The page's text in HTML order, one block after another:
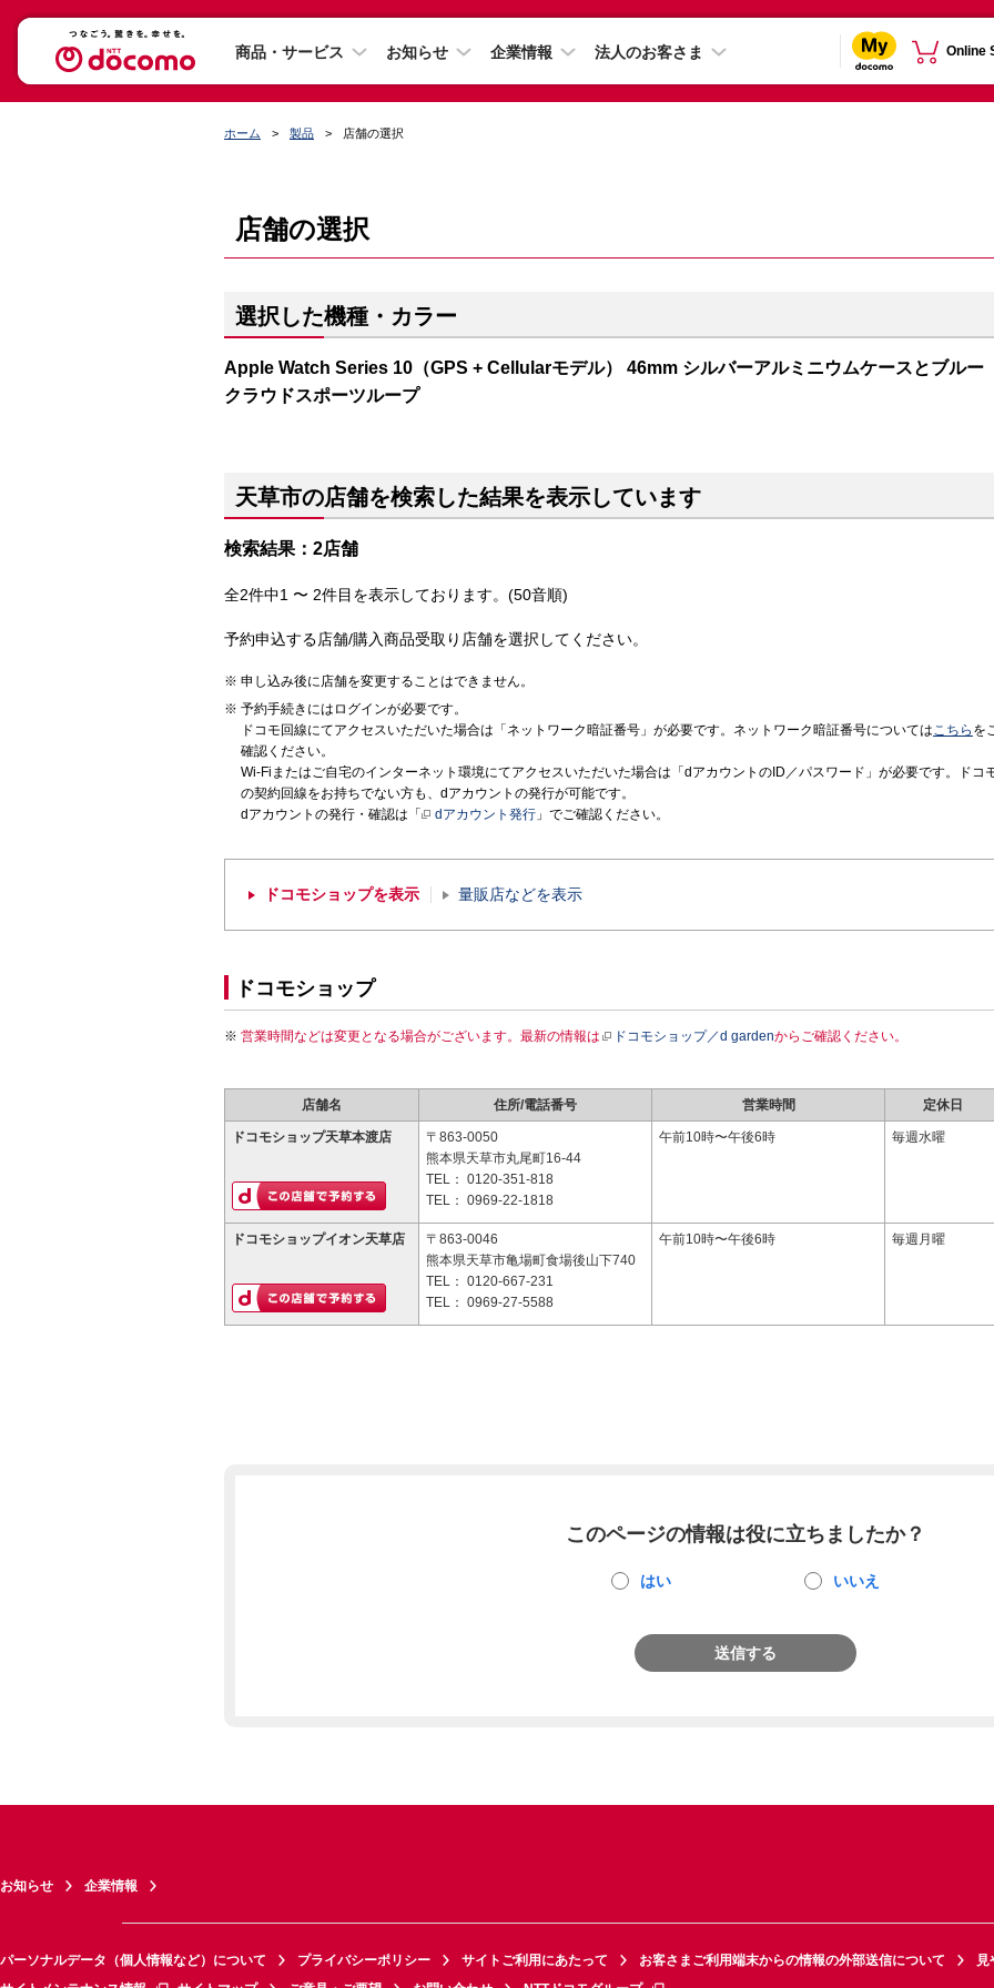
商品・サービス お知らせ 企業情報 法人のお客さま Online
ホーム 製品 店舗の選択
店舗の選択
選択した機種・カラー
Apple Watch Series 10（GPS + Cellularモデル） 46mm シルバーアルミニウムケースとブルー
クラウドスポーツループ
天草市の店舗を検索した結果を表示しています
検索結果：2店舗
全2件中1 〜 2件目を表示しております。(50音順)
予約申込する店舗/購入商品受取り店舗を選択してください。
申し込み後に店舗を変更することはできません。
予約手続きにはログインが必要です。
ドコモ回線にてアクセスいただいた場合は「ネットワーク暗証番号」が必要です。ネットワーク暗証番号についてはこちら を
確認ください。
Wi-Fiまたはご自宅のインターネット環境にてアクセスいただいた場合は「dアカウントのID／パスワード」が必要です。ドコ
の契約回線をお持ちでない方も、dアカウントの発行が可能です。
dアカウントの発行・確認は「
dアカウント発行 」でご確認ください。
ドコモショップを表示 量販店などを表示
ドコモショップ
営業時間などは変更となる場合がございます。最新の情報は ドコモショップ／d gardenからご確認ください。
店舗名 住所/電話番号 営業時間 定休日
ドコモショップ天草本渡店
〒863-0050
熊本県天草市丸尾町16-44
TEL： 0120-351-818
TEL： 0969-22-1818
午前10時〜午後6時 毎週水曜
ドコモショップイオン天草店
〒863-0046
熊本県天草市亀場町食場後山下740
TEL： 0120-667-231
TEL： 0969-27-5588
午前10時〜午後6時 毎週月曜
このページの情報は役に立ちましたか？
はい いいえ
送信する
お知らせ 企業情報
パーソナルデータ（個人情報など）について プライバシーポリシー サイトご利用にあたって お客さまご利用端末からの情報の外部送信について
見